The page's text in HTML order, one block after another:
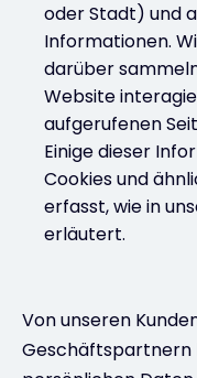
oder Stadt) und
Informationen.
darüber
Website
aufgerufenen
Einige dieser
Cookies und
erfasst, wie in
erläutert.
Von unseren
Geschäftspartnern